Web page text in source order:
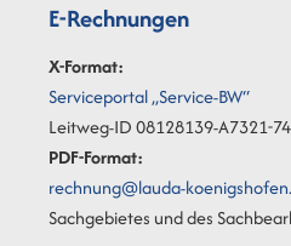
E-Rechnungen
X-Format:
Serviceportal „Service-BW“
Leitweg-ID 08128139-A7321-74
PDF-Format:
rechnung@lauda-
Sachgebietes und des